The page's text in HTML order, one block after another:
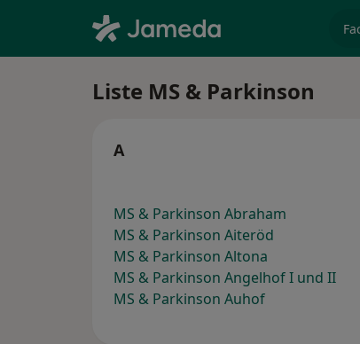
Liste MS & Parkinson
A
MS & Parkinson Abraham
MS & Parkinson Aiteröd
MS & Parkinson Altona
MS & Parkinson Angelhof I und II
MS & Parkinson Auhof